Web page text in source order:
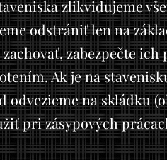
zlikvidujeme
odstrániť len na
zabezpečte
Ak je na
odvezieme na skládku
pri zásypových